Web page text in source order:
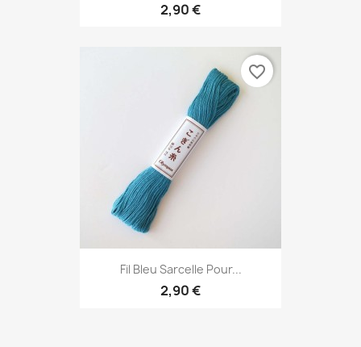
2,90 €
Fil Bleu Sarcelle Pour...
2,90 €
favorite_border